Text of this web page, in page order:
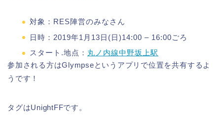
対象：RES陣営のみなさん
日時：2019年1月13日(日)14:00 – 16:00ごろ
スタート.地点： 丸ノ内線中野坂上駅
参加される方はGlympseというアプリで位置を共有するよ
うです！
タグはUnightFFです。